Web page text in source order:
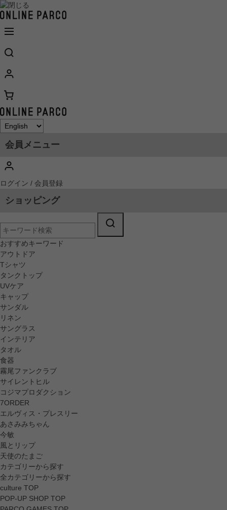
会員メニュー
ログイン / 会員登録
ショッピング
おすすめキーワード
アウトドア
Tシャツ
タンクトップ
UVケア
キャップ
サンダル
リネン
サングラス
インテリア
タオル
食器
霧尾ファンクラブ
サイレントヒル
コジマプロダクション
7ORDER
エルヴィス・プレスリー
あさみみちゃん
今敏
風とリップ
天使のたまご
カテゴリーから探す
全カテゴリーから探す
culture TOP
POP-UP SHOP TOP